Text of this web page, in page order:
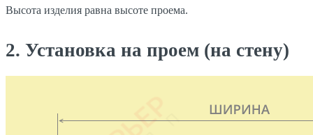
Высота изделия равна высоте проема.
2. Установка на проем (на стену)